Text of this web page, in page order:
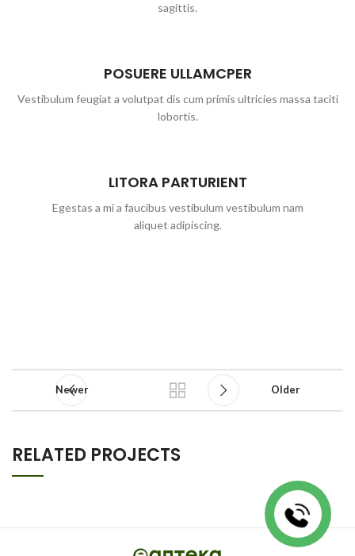
sagittis.
POSUERE ULLAMCPER
Vestibulum feugiat a volutpat dis cum primis ultricies massa taciti
lobortis.
LITORA PARTURIENT
Egestas a mi a faucibus vestibulum vestibulum nam
aliquet adipiscing.
Newer Older
RELATED PROJECTS
A LACUS BIBENDUM PULVINAR